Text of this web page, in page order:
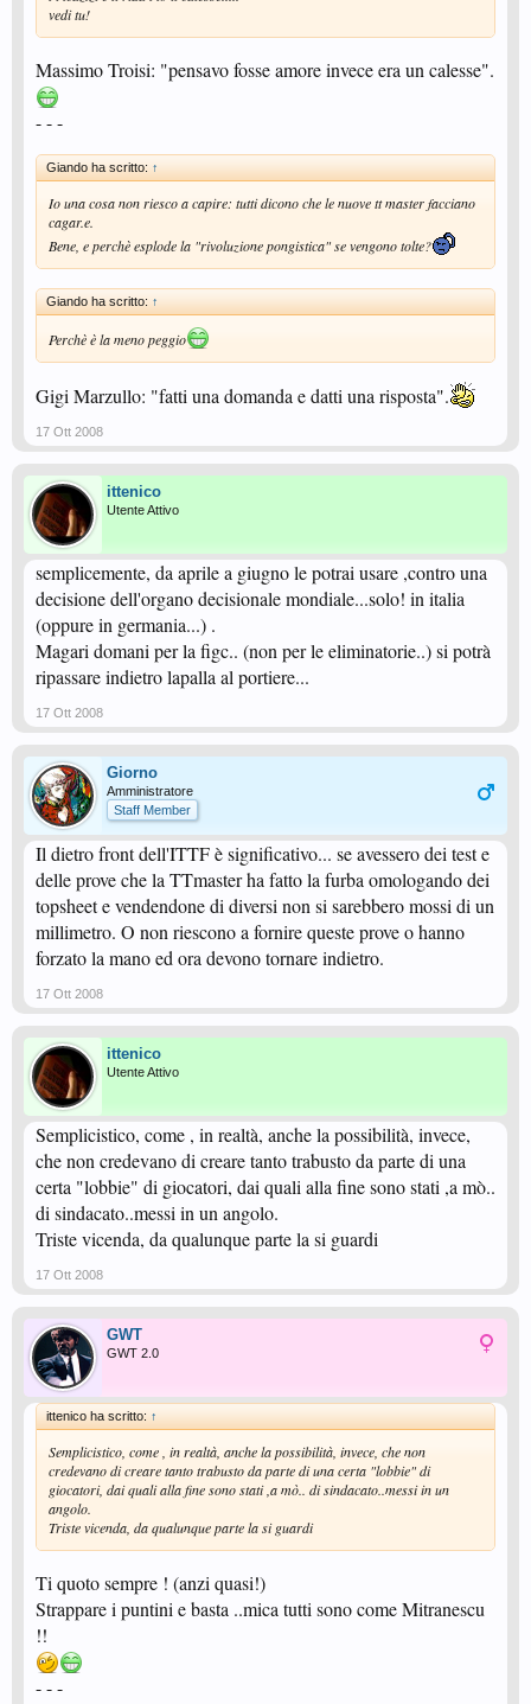
vedi tu!
Massimo Troisi: "pensavo fosse amore invece era un calesse".
- - -
Giando ha scritto: ↑
Io una cosa non riesco a capire: tutti dicono che le nuove tt master facciano
cagar.e.
Bene, e perchè esplode la "rivoluzione pongistica" se vengono tolte?
Giando ha scritto: ↑
Perchè è la meno peggio
Gigi Marzullo: "fatti una domanda e datti una risposta".
17 Ott 2008
ittenico
Utente Attivo
semplicemente, da aprile a giugno le potrai usare ,contro una
decisione dell'organo decisionale mondiale...solo! in italia
(oppure in germania...) .
Magari domani per la figc.. (non per le eliminatorie..) si potrà
ripassare indietro lapalla al portiere...
17 Ott 2008
Giorno
Amministratore
Staff Member
Il dietro front dell'ITTF è significativo... se avessero dei test e
delle prove che la TTmaster ha fatto la furba omologando dei
topsheet e vendendone di diversi non si sarebbero mossi di un
millimetro. O non riescono a fornire queste prove o hanno
forzato la mano ed ora devono tornare indietro.
17 Ott 2008
ittenico
Utente Attivo
Semplicistico, come , in realtà, anche la possibilità, invece,
che non credevano di creare tanto trabusto da parte di una
certa "lobbie" di giocatori, dai quali alla fine sono stati ,a mò..
di sindacato..messi in un angolo.
Triste vicenda, da qualunque parte la si guardi
17 Ott 2008
GWT
GWT 2.0
ittenico ha scritto: ↑
Semplicistico, come , in realtà, anche la possibilità, invece, che non
credevano di creare tanto trabusto da parte di una certa "lobbie" di
giocatori, dai quali alla fine sono stati ,a mò.. di sindacato..messi in un
angolo.
Triste vicenda, da qualunque parte la si guardi
Ti quoto sempre ! (anzi quasi!)
Strappare i puntini e basta ..mica tutti sono come Mitranescu
!!
- - -